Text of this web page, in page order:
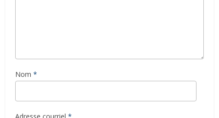
Nom *